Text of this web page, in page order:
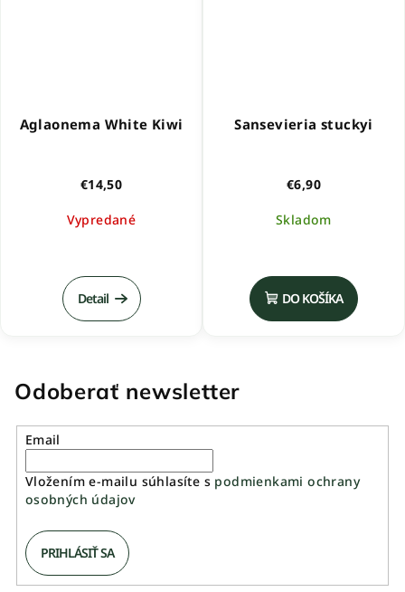
Aglaonema White Kiwi
€14,50
Vypredané
Detail
Sansevieria stuckyi
€6,90
Skladom
DO KOŠÍKA
Odoberať newsletter
Email
Vložením e-mailu súhlasíte s podmienkami ochrany
osobných údajov
PRIHLÁSIŤ SA